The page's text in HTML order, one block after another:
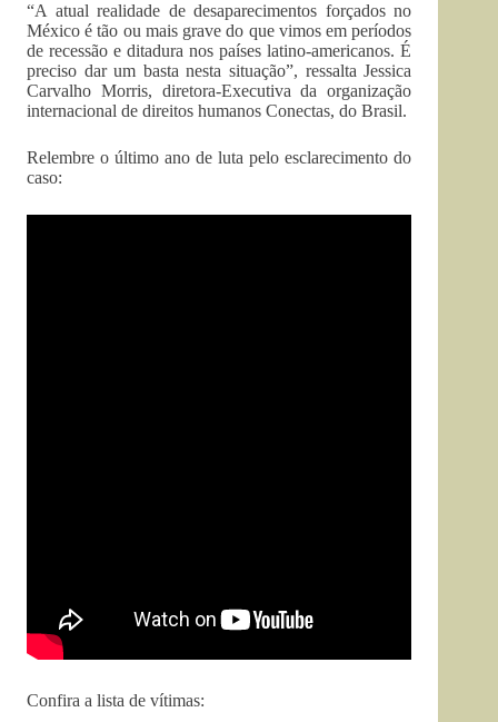
“A atual realidade de desaparecimentos forçados no
México é tão ou mais grave do que vimos em períodos
de recessão e ditadura nos países latino-americanos. É
preciso dar um basta nesta situação”, ressalta Jessica
Carvalho Morris, diretora-Executiva da organização
internacional de direitos humanos Conectas, do Brasil.
Relembre o último ano de luta pelo esclarecimento do
caso:
Confira a lista de vítimas: